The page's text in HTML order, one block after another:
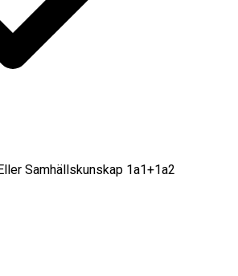
Samhällskunskap 1a1+1a2